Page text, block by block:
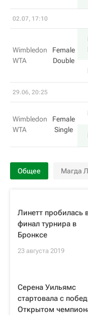
02.07, 17:10
Wimbledon
WTA
Female
Double
29.06, 20:25
Wimbledon
WTA
Female
Single
Общее Магда
Линетт пробилась
финал турнира в
Бронксе
23 августа 2019
Серена Уильямс
стартовала с
Открытом